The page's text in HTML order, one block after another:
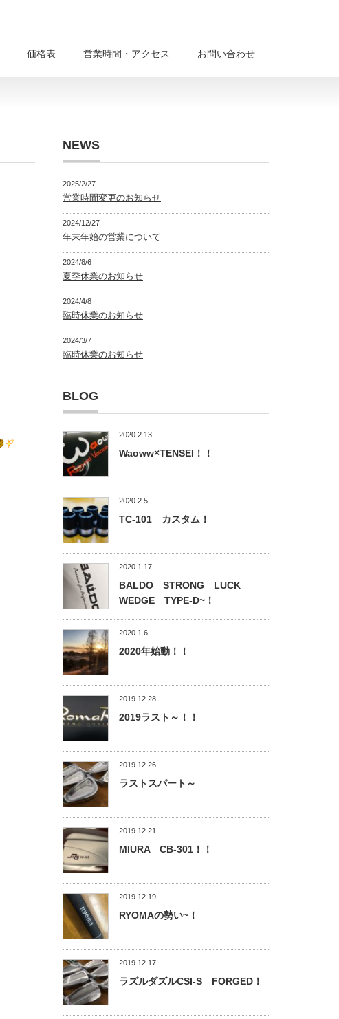
価格表 営業時間・アクセス お問い合わせ
NEWS
2025/2/27
営業時間変更のお知らせ
2024/12/27
年末年始の営業について
2024/8/6
夏季休業のお知らせ
2024/4/8
臨時休業のお知らせ
2024/3/7
臨時休業のお知らせ
BLOG
2020.2.13
Waoww×TENSEI！！
2020.2.5
TC-101 カスタム！
2020.1.17
BALDO STRONG LUCK
WEDGE TYPE-D~！
2020.1.6
2020年始動！！
2019.12.28
2019ラスト～！！
2019.12.26
ラストスパート～
2019.12.21
MIURA CB-301！！
2019.12.19
RYOMAの勢い~！
2019.12.17
ラズルダズルCSI-S FORGED！